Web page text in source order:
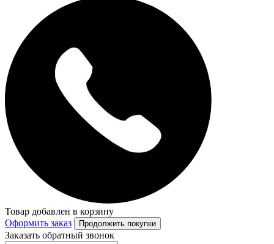
Товар добавлен в корзину
Оформить заказ
Продолжить покупки
Заказать обратный звонок